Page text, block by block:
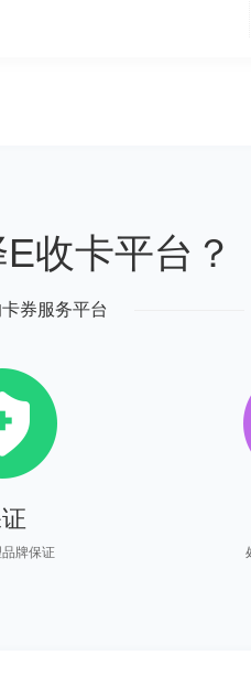
收卡平台？
券服务平台
品牌保证